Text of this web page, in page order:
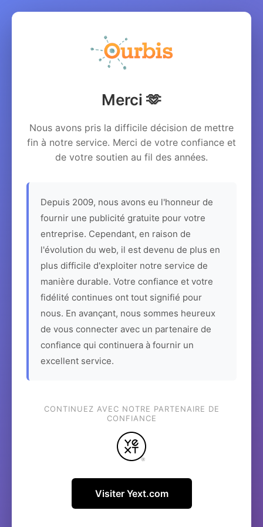
Merci 🫶
Nous avons pris la difficile décision de mettre
fin à notre service. Merci de votre confiance et
de votre soutien au fil des années.
Depuis 2009, nous avons eu l'honneur de
fournir une publicité gratuite pour votre
entreprise. Cependant, en raison de
l'évolution du web, il est devenu de plus en
plus difficile d'exploiter notre service de
manière durable. Votre confiance et votre
fidélité continues ont tout signifié pour
nous. En avançant, nous sommes heureux
de vous connecter avec un partenaire de
confiance qui continuera à fournir un
excellent service.
CONTINUEZ AVEC NOTRE PARTENAIRE DE
CONFIANCE
Visiter Yext.com